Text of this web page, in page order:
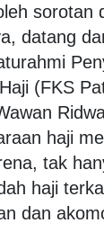
sorotan
datang
(FKS
haji
tak
haji
dan